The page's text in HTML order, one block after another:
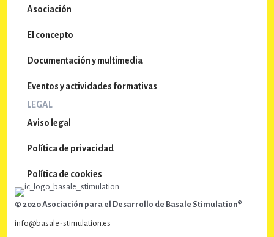
Asociación
El concepto
Documentación y multimedia
Eventos y actividades formativas
LEGAL
Aviso legal
Política de privacidad
Política de cookies
© 2020 Asociación para el Desarrollo de Basale Stimulation®
info@basale-stimulation.es